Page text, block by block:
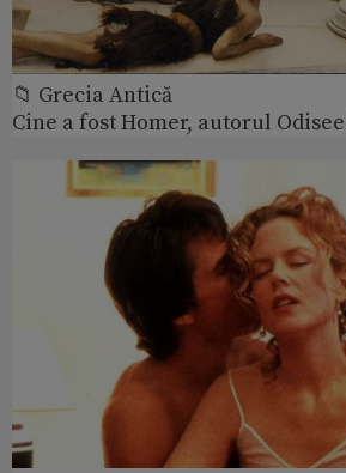
📁 Grecia Antică
Cine a fost Homer, autorul